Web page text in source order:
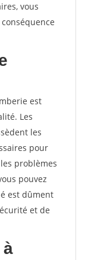
vous
est
Les
les
pour
problèmes
pouvez
est dûment
et de